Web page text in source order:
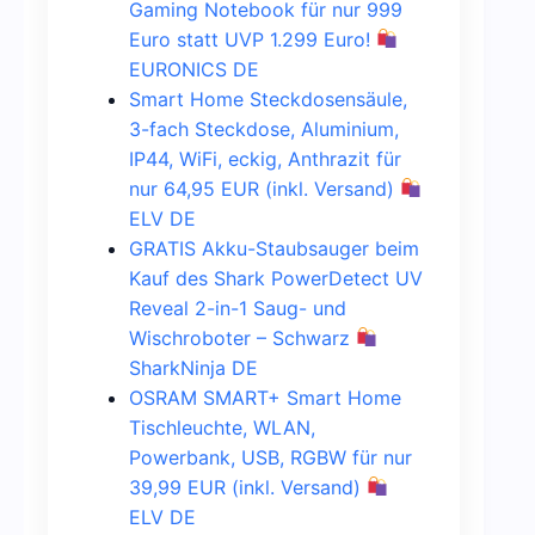
Gaming Notebook für nur 999
Euro statt UVP 1.299 Euro!
EURONICS DE
Smart Home Steckdosensäule,
3-fach Steckdose, Aluminium,
IP44, WiFi, eckig, Anthrazit für
nur 64,95 EUR (inkl. Versand)
ELV DE
GRATIS Akku-Staubsauger beim
Kauf des Shark PowerDetect UV
Reveal 2-in-1 Saug- und
Wischroboter – Schwarz
SharkNinja DE
OSRAM SMART+ Smart Home
Tischleuchte, WLAN,
Powerbank, USB, RGBW für nur
39,99 EUR (inkl. Versand)
ELV DE